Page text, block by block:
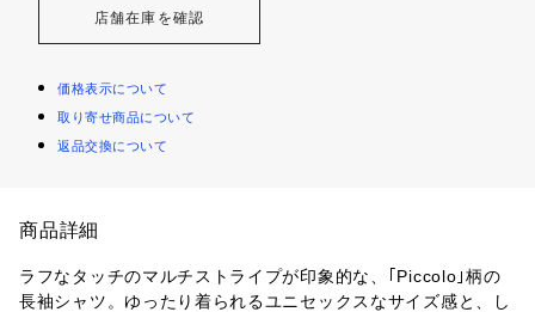
店舗在庫を確認
価格表示について
取り寄せ商品について
返品交換について
商品詳細
ラフなタッチのマルチストライプが印象的な、｢Piccolo｣柄の
長袖シャツ。ゆったり着られるユニセックスなサイズ感と、し